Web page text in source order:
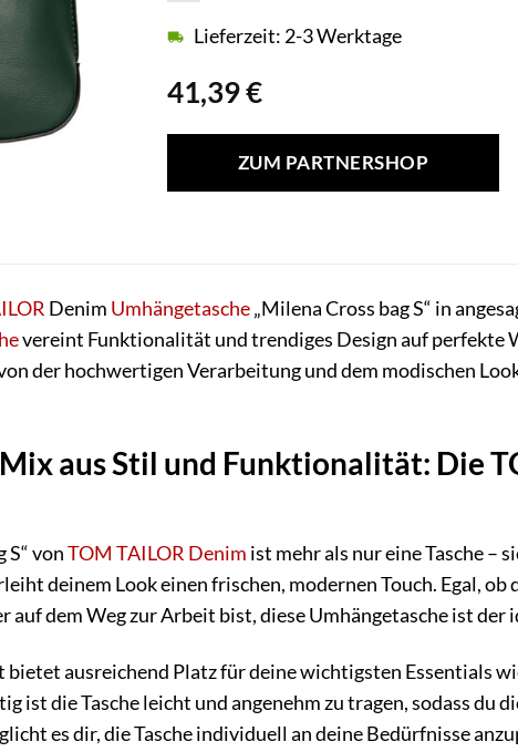
41,39€
Lieferzeit: 2-3 Werktage
ZUM PARTNERSHOP
Denim Umhängetasche„Milena Cross bag S“ in
vereint Funktionalität und trendiges Design auf perfekte
der hochwertigen Verarbeitung und dem modischen
aus Stil und Funktionalität: Die
S“ vonTOM TAILOR Denim ist mehr als nur eine Tasche –
deinem Look einen frischen, modernen Touch. Egal,
auf dem Weg zur Arbeit bist, diese Umhängetasche ist
bietet ausreichend Platz für deine wichtigsten Essentials
ist die Tasche leicht und angenehm zu tragen, sodass du
es dir, die Tasche individuell an deine Bedürfnisse